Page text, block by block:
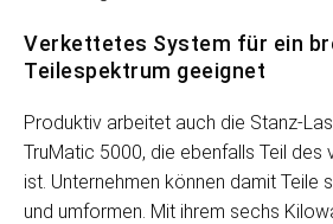
Verkettetes System für ein
Teilespektrum geeignet
Produktiv arbeitet auch die Stanz-
TruMatic 5000, die ebenfalls Teil des
ist. Unternehmen können damit Teile
und umformen. Mit ihrem sechs